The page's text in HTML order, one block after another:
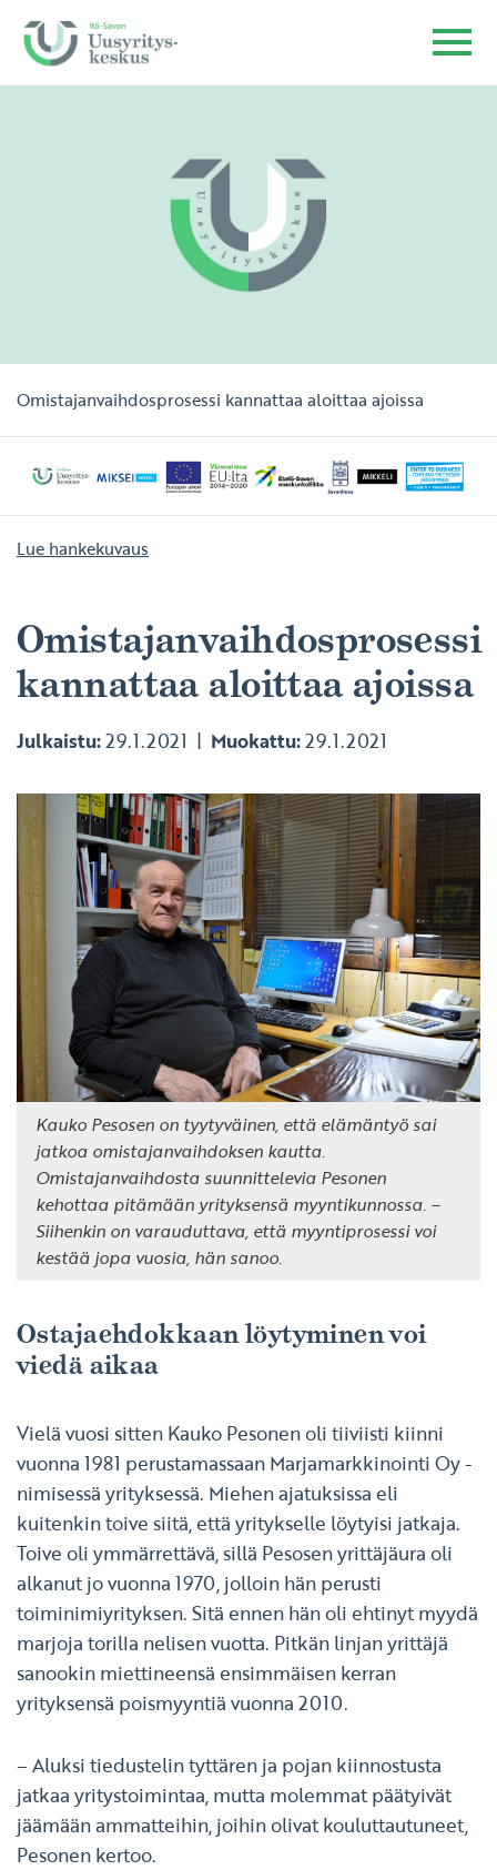
Omistajanvaihdosprosessi kannattaa aloittaa ajoissa
Lue hankekuvaus
Omistajanvaihdosprosessi
kannattaa aloittaa ajoissa
Julkaistu:29.1.2021 Muokattu:29.1.2021
Kauko Pesosen on tyytyväinen, että elämäntyö sai
jatkoa omistajanvaihdoksen kautta.
Omistajanvaihdosta suunnittelevia Pesonen
kehottaa pitämään yrityksensä myyntikunnossa. –
Siihenkin on varauduttava, että myyntiprosessi voi
kestää jopa vuosia, hän sanoo.
Ostajaehdokkaan löytyminen voi
viedä aikaa
Vielä vuosi sitten Kauko Pesonen oli tiiviisti kiinni
vuonna 1981 perustamassaan Marjamarkkinointi Oy -
nimisessä yrityksessä. Miehen ajatuksissa eli
kuitenkin toive siitä, että yritykselle löytyisi jatkaja.
Toive oli ymmärrettävä, sillä Pesosen yrittäjäura oli
alkanut jo vuonna 1970, jolloin hän perusti
toiminimiyrityksen. Sitä ennen hän oli ehtinyt myydä
marjoja torilla nelisen vuotta. Pitkän linjan yrittäjä
sanookin miettineensä ensimmäisen kerran
yrityksensä poismyyntiä vuonna 2010.
– Aluksi tiedustelin tyttären ja pojan kiinnostusta
jatkaa yritystoimintaa, mutta molemmat päätyivät
jäämään ammatteihin, joihin olivat kouluttautuneet,
Pesonen kertoo.